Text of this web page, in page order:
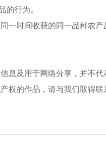
的行为。
一时间收获的同一品种农产
息及用于网络分享，并不
权的作品，请与我们取得联